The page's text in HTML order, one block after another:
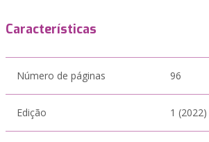
Características
Número de páginas 96
Edição 1 (2022)